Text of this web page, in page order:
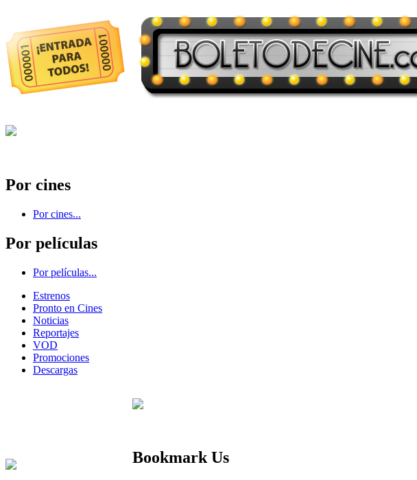
Por cines
Por cines...
Por películas
Por películas...
Estrenos
Pronto en Cines
Noticias
Reportajes
VOD
Promociones
Descargas
Bookmark Us